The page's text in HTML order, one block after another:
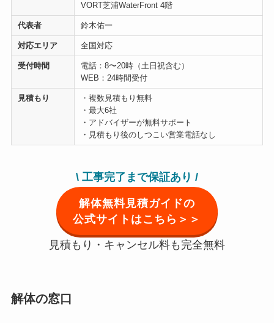
VORT芝浦WaterFront 4階
代表者 鈴木佑一
対応エリア 全国対応
受付時間
電話：8〜20時（土日祝含む）
WEB：24時間受付
見積もり
・複数見積もり無料
・最大6社
・アドバイザーが無料サポート
・見積もり後のしつこい営業電話なし
\ 工事完了まで保証あり /
解体無料見積ガイドの
公式サイトはこちら＞＞
見積もり・キャンセル料も完全無料
解体の窓口